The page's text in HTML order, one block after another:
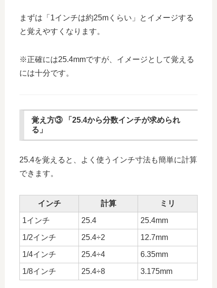
まずは「1インチは約25mくらい」とイメージする
と覚えやすくなります。
※正確には25.4mmですが、イメージとして覚える
には十分です。
覚え方③ 「25.4から分数インチが求められ
る」
25.4を覚えると、よく使うインチ寸法も簡単に計算
できます。
インチ 計算 ミリ
1インチ 25.4 25.4mm
1/2インチ 25.4÷2 12.7mm
1/4インチ 25.4÷4 6.35mm
1/8インチ 25.4÷8 3.175mm